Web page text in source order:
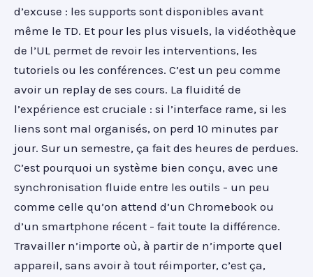
d’excuse : les supports sont disponibles avant
même le TD. Et pour les plus visuels, la vidéothèque
de l’UL permet de revoir les interventions, les
tutoriels ou les conférences. C’est un peu comme
avoir un replay de ses cours. La fluidité de
l’expérience est cruciale : si l’interface rame, si les
liens sont mal organisés, on perd 10 minutes par
jour. Sur un semestre, ça fait des heures de perdues.
C’est pourquoi un système bien conçu, avec une
synchronisation fluide entre les outils - un peu
comme celle qu’on attend d’un Chromebook ou
d’un smartphone récent - fait toute la différence.
Travailler n’importe où, à partir de n’importe quel
appareil, sans avoir à tout réimporter, c’est ça,